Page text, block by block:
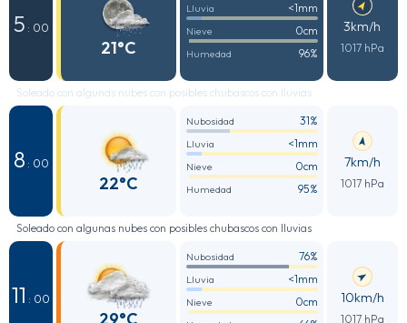
5 : 00
21°C
Lluvia <1mm
Nieve 0cm
Humedad 96%
3km/h
1017 hPa
Soleado con algunas nubes con posibles chubascos con lluvias
8 : 00
22°C
Nubosidad 31%
Lluvia <1mm
Nieve 0cm
Humedad 95%
7km/h
1017 hPa
Soleado con algunas nubes con posibles chubascos con lluvias
11 : 00
29°C
Nubosidad 76%
Lluvia <1mm
Nieve 0cm 10km/h
1017 hPa